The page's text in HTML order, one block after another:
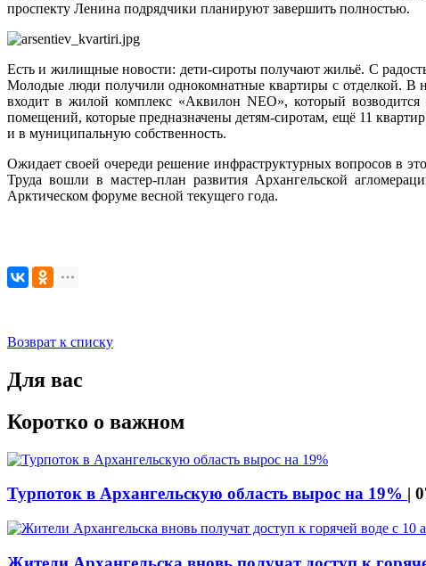
проспекту Ленина подрядчики планируют завершить полностью.
Есть и жилищные новости: дети-сироты получают жильё. С
Молодые люди получили однокомнатные квартиры с отделкой. В
входит в жилой комплекс «Аквилон NEO», который
помещений, которые предназначены детям-сиротам, ещё 11
и в муниципальную собственность.
Ожидает своей очереди решение инфраструктурных вопросов в
Труда вошли в мастер-план развития Архангельской
Арктическом форуме весной текущего года.
Возврат к списку
Для вас
Коротко о важном
Турпоток в Архангельскую область вырос на 19% |